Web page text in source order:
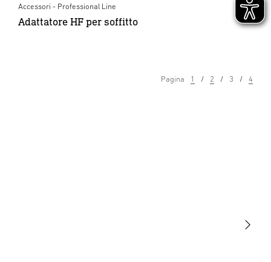
Accessori - Professional Line
Adattatore HF per soffitto
Pagina 1 2 3 4